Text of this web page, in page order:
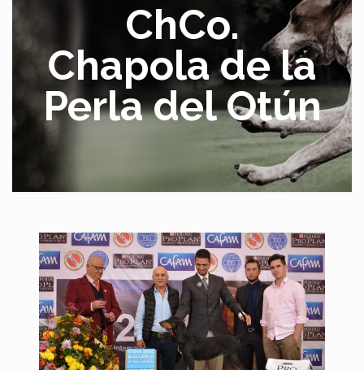
ChCo.
Chapola de la
Perla del Otún